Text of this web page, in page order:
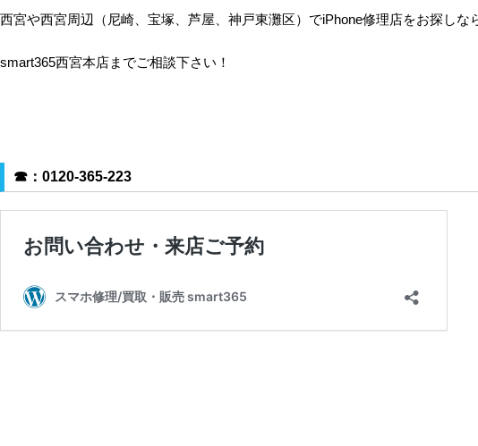
西宮や西宮周辺（尼崎、宝塚、芦屋、神戸東灘区）でiPhone修理店をお探しな
smart365西宮本店までご相談下さい！
☎ ：0120-365-223